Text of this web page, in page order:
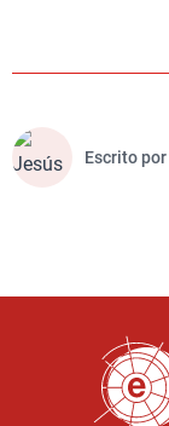
Escrito por